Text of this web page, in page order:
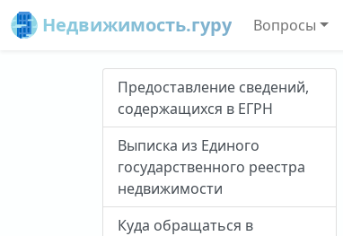
Недвижимость.гуру Вопросы
Предоставление сведений,
содержащихся в ЕГРН
Выписка из Единого
государственного реестра
недвижимости
Куда обращаться в